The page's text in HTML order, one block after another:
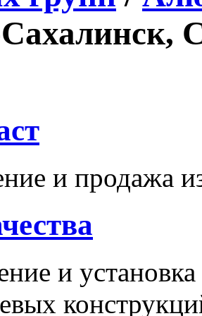
и продажа
и